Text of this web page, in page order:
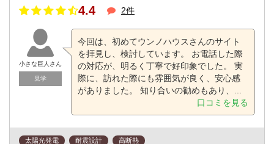
4.4 2件
小さな巨人さん
見学
今回は、初めてウンノハウスさんのサイト
を拝見し、検討しています。 お電話した際
の対応が、明るく丁寧で好印象でした。 実
際に、訪れた際にも雰囲気が良く、安心感
がありました。 知り合いの勧めもあり、...
口コミを見る
太陽光発電 耐震設計 高断熱